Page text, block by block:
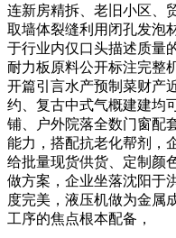
连新房精拆、老旧小区、
取墙体裂缝利用闭孔发泡
于行业内仅口头描述质量
耐力板原料公开标注完整
开篇引言水产预制菜财产
约、复古中式气概建建均
铺、户外院落全数门窗配
能力，搭配抗老化帮剂，
给批量现货供货、定制颜
做方案，企业坐落沈阳于
度完美，液压机做为金属
工序的焦点根本配备，